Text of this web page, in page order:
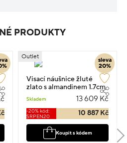
PRODUKTY
sleva
20%
Outlet
Visací náušnice žluté
zlato s almandinem 1.7cm
Skladem 13 609 Kč
-20% kód:
SRPEN20
10 887 Kč
Koupit s kódem